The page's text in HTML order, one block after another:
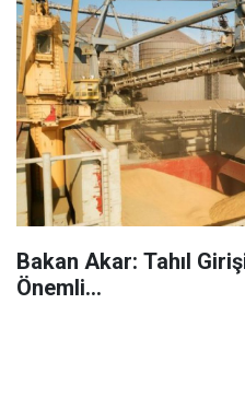
Bakan Akar: Tahıl
Önemli...